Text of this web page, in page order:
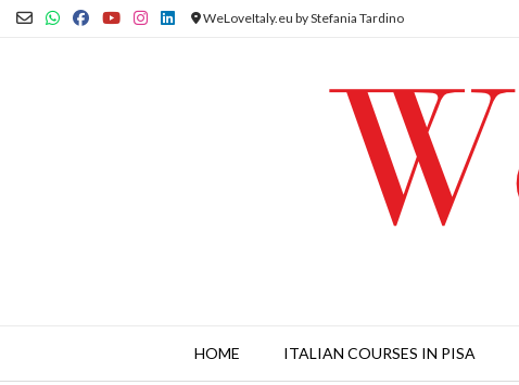
Skip
WeLoveItaly.eu by Stefania Tardino
HOME ITALIAN COURSES IN PISA